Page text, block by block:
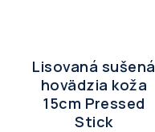
Lisovaná sušená
hovädzia koža
15cm Pressed
Stick